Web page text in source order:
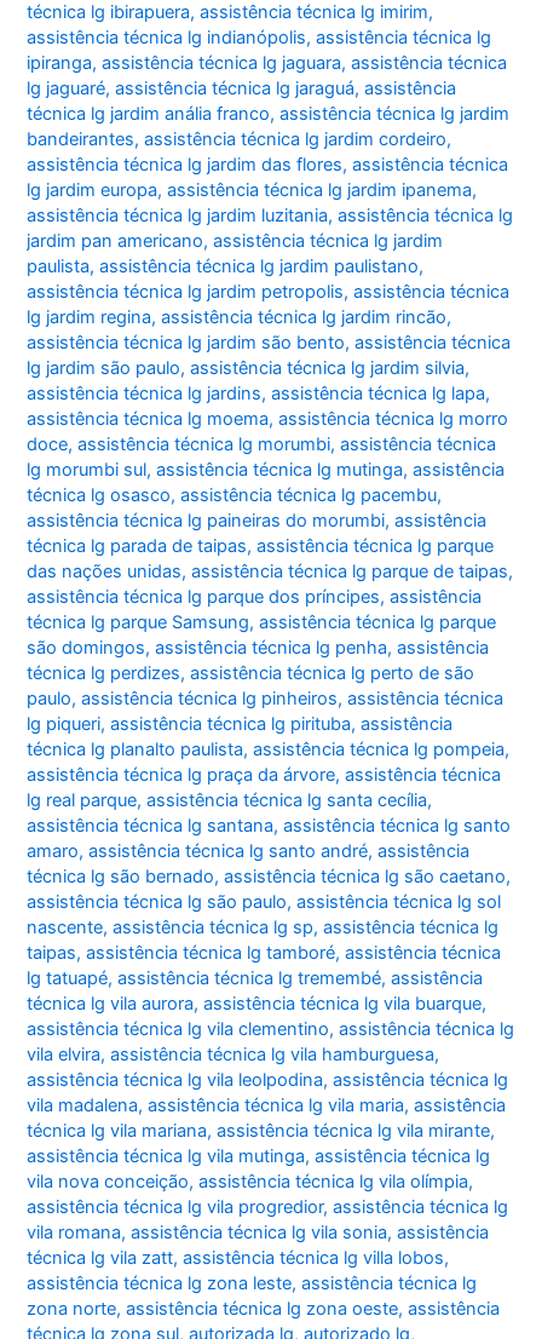
técnica lg ibirapuera,assistência técnica lg imirim,
assistência técnica lg indianópolis,assistência técnica lg
ipiranga,assistência técnica lg jaguara,assistência técnica
lg jaguaré,assistência técnica lg jaraguá,assistência
técnica lg jardim anália franco,assistência técnica lg jardim
bandeirantes,assistência técnica lg jardim cordeiro,
assistência técnica lg jardim das flores,assistência técnica
lg jardim europa,assistência técnica lg jardim ipanema,
assistência técnica lg jardim luzitania,assistência técnica lg
jardim pan americano,assistência técnica lg jardim
paulista,assistência técnica lg jardim paulistano,
assistência técnica lg jardim petropolis,assistência técnica
lg jardim regina,assistência técnica lg jardim rincão,
assistência técnica lg jardim são bento,assistência técnica
lg jardim são paulo,assistência técnica lg jardim silvia,
assistência técnica lg jardins,assistência técnica lg lapa,
assistência técnica lg moema,assistência técnica lg morro
doce,assistência técnica lg morumbi,assistência técnica
lg morumbi sul,assistência técnica lg mutinga,assistência
técnica lg osasco,assistência técnica lg pacembu,
assistência técnica lg paineiras do morumbi,assistência
técnica lg parada de taipas,assistência técnica lg parque
das nações unidas,assistência técnica lg parque de taipas,
assistência técnica lg parque dos príncipes,assistência
técnica lg parque Samsung,assistência técnica lg parque
são domingos,assistência técnica lg penha,assistência
técnica lg perdizes,assistência técnica lg perto de são
paulo,assistência técnica lg pinheiros,assistência técnica
lg piqueri,assistência técnica lg pirituba,assistência
técnica lg planalto paulista,assistência técnica lg pompeia,
assistência técnica lg praça da árvore,assistência técnica
lg real parque,assistência técnica lg santa cecília,
assistência técnica lg santana,assistência técnica lg santo
amaro,assistência técnica lg santo andré,assistência
técnica lg são bernado,assistência técnica lg são caetano,
assistência técnica lg são paulo,assistência técnica lg sol
nascente,assistência técnica lg sp,assistência técnica lg
taipas,assistência técnica lg tamboré,assistência técnica
lg tatuapé,assistência técnica lg tremembé,assistência
técnica lg vila aurora,assistência técnica lg vila buarque,
assistência técnica lg vila clementino,assistência técnica lg
vila elvira,assistência técnica lg vila hamburguesa,
assistência técnica lg vila leolpodina,assistência técnica lg
vila madalena,assistência técnica lg vila maria,assistência
técnica lg vila mariana,assistência técnica lg vila mirante,
assistência técnica lg vila mutinga,assistência técnica lg
vila nova conceição,assistência técnica lg vila olímpia,
assistência técnica lg vila progredior,assistência técnica lg
vila romana,assistência técnica lg vila sonia,assistência
técnica lg vila zatt,assistência técnica lg villa lobos,
assistência técnica lg zona leste,assistência técnica lg
zona norte,assistência técnica lg zona oeste,assistência
técnica lg zona sul,autorizada lg,autorizado lg,